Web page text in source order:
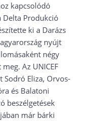
kapcsolódó
Delta Produkció
ki a Darázs
nyújt
négy
Az UNICEF
Sodró Eliza, Orvos-
és Balatoni
beszélgetések
már bárki